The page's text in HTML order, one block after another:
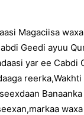
Magaciisa
Geedi ayuu
yar ee